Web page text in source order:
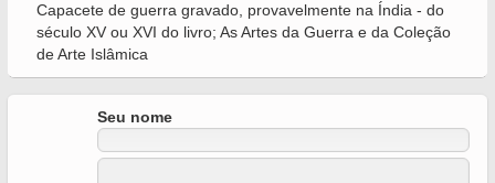
Capacete de guerra gravado, provavelmente na Índia - do
século XV ou XVI do livro; As Artes da Guerra e da Coleção
de Arte Islâmica
Seu nome